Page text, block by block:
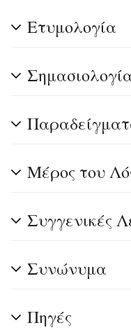
Ετυμολογία
Μέρος του
Συγγενικές
Συνώνυμα
Πηγές